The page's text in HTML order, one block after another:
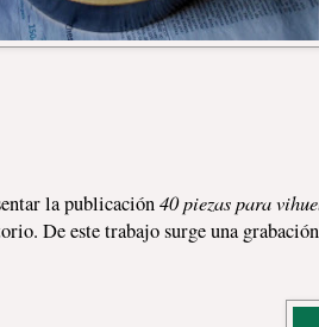
la publicación40 piezas para
De este trabajo surge una